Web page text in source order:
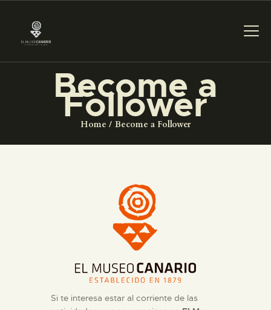
Become a
Follower
Home Become a Follower
THE MUSEUM
EXHIBITION AND
COLLECTIONS
DOCUMENTACIÓN
SERVICES
ENGLISH
THE MUSEUM
Si te interesa estar al corriente de las